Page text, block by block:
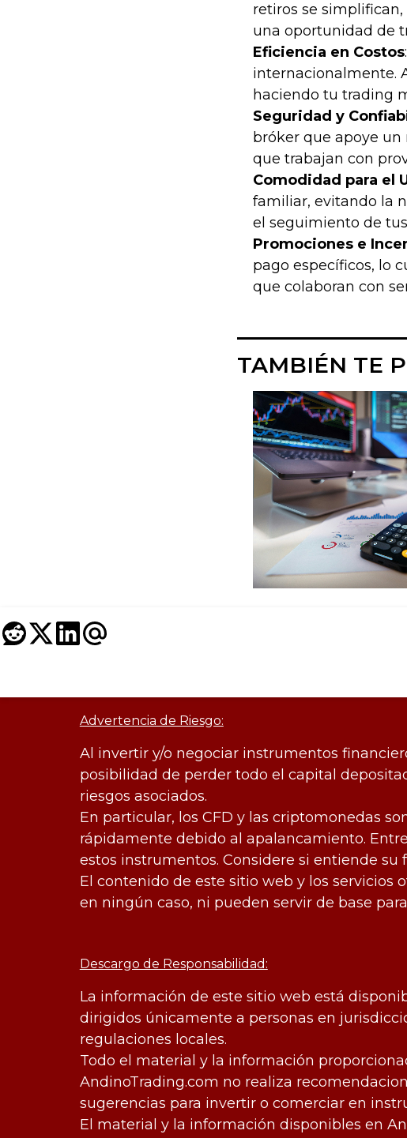
retiros se
una oportunidad de
Eficiencia en Costos
internacionalmente.
haciendo tu trading
Seguridad y
bróker que apoye un
que trabajan con
Comodidad para el
familiar, evitando la
el seguimiento de
Promociones e
pago específicos, lo
que colaboran con
TAMBIÉN TE
Advertencia de Riesgo:
Al invertir y/o negociar instrumentos
posibilidad de perder todo el capital
riesgos asociados.
En particular, los CFD y las criptomonedas
rápidamente debido al apalancamiento.
estos instrumentos. Considere si entiende
El contenido de este sitio web y los
en ningún caso, ni pueden servir de base
Descargo de Responsabilidad:
La información de este sitio web está
dirigidos únicamente a personas en
regulaciones locales.
Todo el material y la información
AndinoTrading.com no realiza
sugerencias para invertir o comerciar en
El material y la información disponibles en